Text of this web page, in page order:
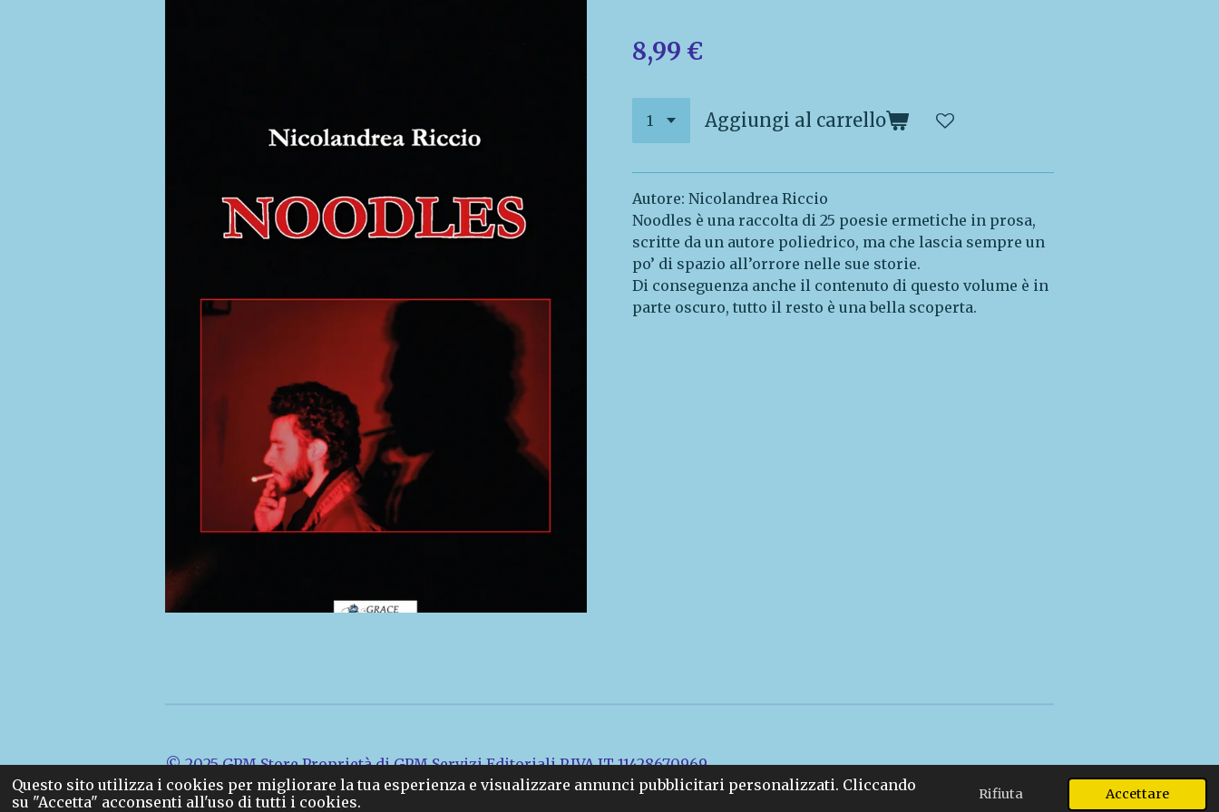
Questo sito utilizza i cookies per migliorare la tua esperienza e visualizzare annunci pubblicitari personalizzati. Cliccando
su "Accetta" acconsenti all'uso di tutti i cookies.
Rifiuta Accettare
8,99 €
Aggiungi al carrello
Autore: Nicolandrea Riccio
Noodles è una raccolta di 25 poesie ermetiche in prosa,
scritte da un autore poliedrico, ma che lascia sempre un
po’ di spazio all’orrore nelle sue storie.
Di conseguenza anche il contenuto di questo volume è in
parte oscuro, tutto il resto è una bella scoperta.
© 2025 GPM Store Proprietà di GPM Servizi Editoriali P.IVA IT 11428670969